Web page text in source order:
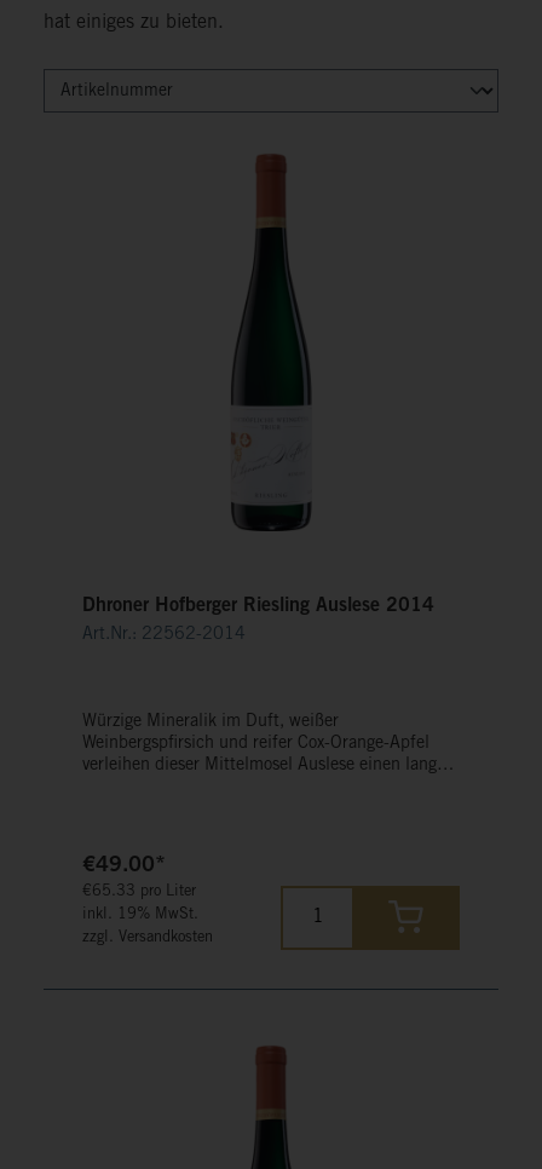
hat einiges zu bieten.
Dhroner Hofberger Riesling Auslese 2014
Art.Nr.: 22562-2014
Würzige Mineralik im Duft, weißer
Weinbergspfirsich und reifer Cox-Orange-Apfel
verleihen dieser Mittelmosel Auslese einen langen
€49.00*
€65.33 pro Liter
inkl. 19% MwSt.
zzgl. Versandkosten